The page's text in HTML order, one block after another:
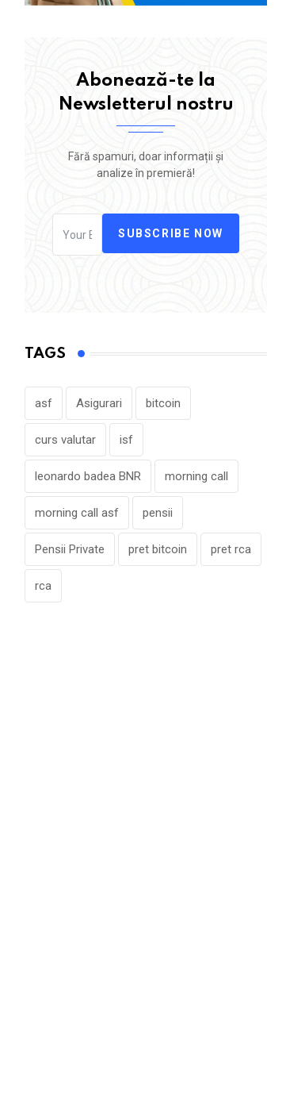
Abonează-te la
Newsletterul nostru
Fără spamuri, doar informații și
analize în premieră!
SUBSCRIBE NOW
TAGS
asf Asigurari bitcoin
curs valutar isf
leonardo badea BNR morning call
morning call asf pensii
Pensii Private pret bitcoin pret rca
rca